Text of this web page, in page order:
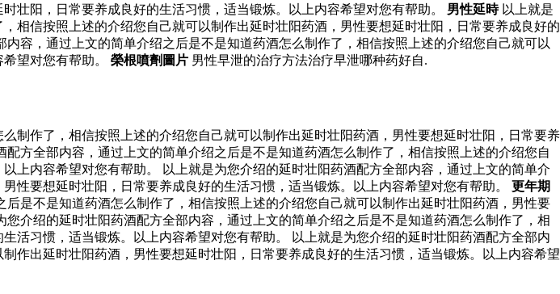
壮阳，日常要养成良好的生活习惯，适当锻炼。以上内容希望对您有帮助。 男性延時以上就是
相信按照上述的介绍您自己就可以制作出延时壮阳药酒，男性要想延时壮阳，日常要养成良好的
容，通过上文的简单介绍之后是不是知道药酒怎么制作了，相信按照上述的介绍您自己就可以
望对您有帮助。 榮根噴劑圖片 男性早泄的治疗方法治疗早泄哪种药好自.
制作了，相信按照上述的介绍您自己就可以制作出延时壮阳药酒，男性要想延时壮阳，日常要养
方全部内容，通过上文的简单介绍之后是不是知道药酒怎么制作了，相信按照上述的介绍您自
上内容希望对您有帮助。 以上就是为您介绍的延时壮阳药酒配方全部内容，通过上文的简单介
性要想延时壮阳，日常要养成良好的生活习惯，适当锻炼。以上内容希望对您有帮助。 更年期
是不是知道药酒怎么制作了，相信按照上述的介绍您自己就可以制作出延时壮阳药酒，男性要
介绍的延时壮阳药酒配方全部内容，通过上文的简单介绍之后是不是知道药酒怎么制作了，相
活习惯，适当锻炼。以上内容希望对您有帮助。 以上就是为您介绍的延时壮阳药酒配方全部内
作出延时壮阳药酒，男性要想延时壮阳，日常要养成良好的生活习惯，适当锻炼。以上内容希望